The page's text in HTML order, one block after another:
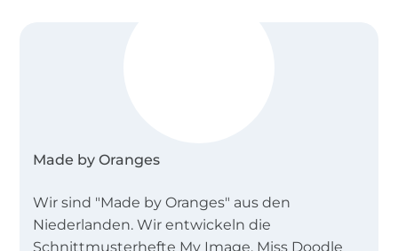
Made by Oranges
Wir sind "Made by Oranges" aus den
Niederlanden. Wir entwickeln die
Schnittmusterhefte My Image, Miss Doodle